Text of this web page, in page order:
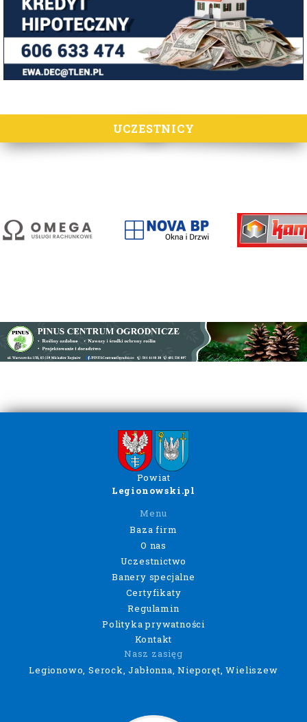
UCZESTNICY
Powiat
Legionowski.pl
Menu
Baza firm
O nas
Uczestnictwo
Banery specjalne
Certyfikaty
Regulamin
Polityka prywatności
Kontakt
Nasz zasięg
Legionowo, Serock, Jabłonna, Nieporęt, Wieliszew